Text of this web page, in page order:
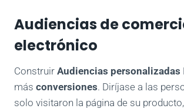
Audiencias de
electrónico
Construir Audiencias personalizadas
más conversiones. Diríjase a las
solo visitaron la página de su